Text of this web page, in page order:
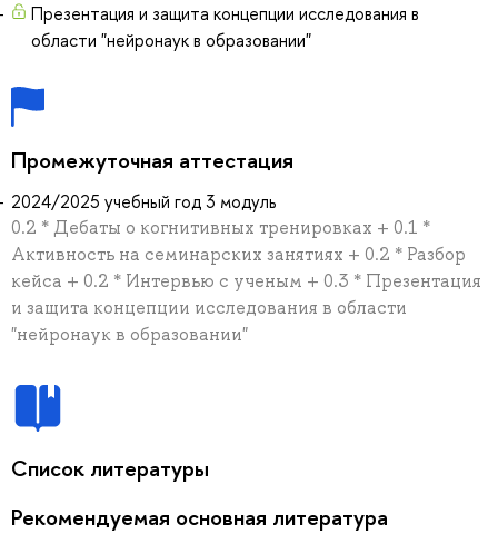
Презентация и защита концепции исследования в
области "нейронаук в образовании"
Промежуточная аттестация
2024/2025 учебный год 3 модуль
0.2 * Дебаты о когнитивных тренировках + 0.1 *
Активность на семинарских занятиях + 0.2 * Разбор
кейса + 0.2 * Интервью с ученым + 0.3 * Презентация
и защита концепции исследования в области
"нейронаук в образовании"
Список литературы
Рекомендуемая основная литература